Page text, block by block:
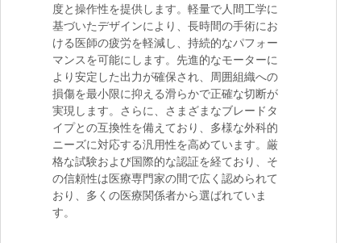
度と操作性を提供します。軽量で人間工学に
基づいたデザインにより、長時間の手術にお
ける医師の疲労を軽減し、持続的なパフォー
マンスを可能にします。先進的なモーターに
より安定した出力が確保され、周囲組織への
損傷を最小限に抑える滑らかで正確な切断が
実現します。さらに、さまざまなブレードタ
イプとの互換性を備えており、多様な外科的
ニーズに対応する汎用性を高めています。厳
格な試験および国際的な認証を経ており、そ
の信頼性は医療専門家の間で広く認められて
おり、多くの医療関係者から選ばれていま
す。